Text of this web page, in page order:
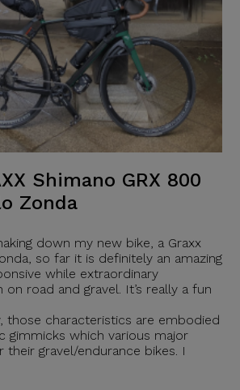
Shimano GRX 800
Zonda
down my new bike, a Graxx
so far it is definitely an amazing
while extraordinary
road and gravel. It’s really a fun
those characteristics are embodied
gimmicks which various major
gravel/endurance bikes. I